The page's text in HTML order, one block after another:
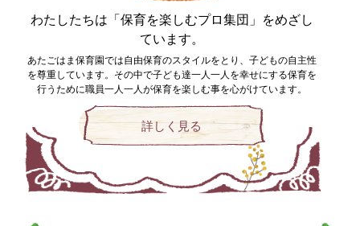
わたしたちは「保育を楽しむプロ集団」をめざし
ています。
あたごはま保育園では自由保育のスタイルをとり、子どもの自主性
を尊重しています。その中で子ども達一人一人を幸せにする保育を
行うために職員一人一人が保育を楽しむ事を心がけています。
詳しく見る